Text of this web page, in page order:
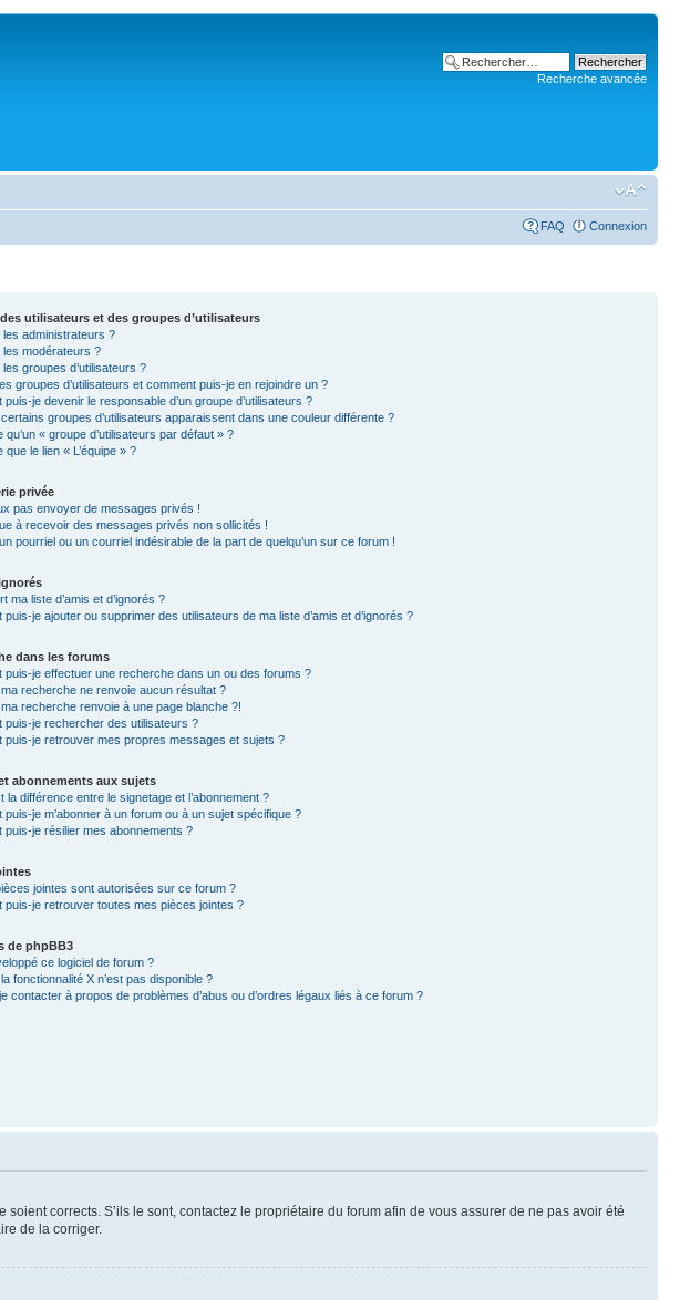
Recherche avancée
FAQ Connexion
utilisateurs et des groupes d’utilisateurs
les administrateurs ?
les modérateurs ?
groupes d’utilisateurs ?
groupes d’utilisateurs et comment puis-je en rejoindre un ?
puis-je devenir le responsable d’un groupe d’utilisateurs ?
groupes d’utilisateurs apparaissent dans une couleur différente ?
qu’un « groupe d’utilisateurs par défaut » ?
que le lien « L’équipe » ?
privée
pas envoyer de messages privés !
à recevoir des messages privés non sollicités !
pourriel ou un courriel indésirable de la part de quelqu’un sur ce forum !
ma liste d’amis et d’ignorés ?
puis-je ajouter ou supprimer des utilisateurs de ma liste d’amis et d’ignorés ?
dans les forums
puis-je effectuer une recherche dans un ou des forums ?
ma recherche ne renvoie aucun résultat ?
recherche renvoie à une page blanche ?!
puis-je rechercher des utilisateurs ?
puis-je retrouver mes propres messages et sujets ?
abonnements aux sujets
la différence entre le signetage et l’abonnement ?
puis-je m’abonner à un forum ou à un sujet spécifique ?
puis-je résilier mes abonnements ?
jointes sont autorisées sur ce forum ?
puis-je retrouver toutes mes pièces jointes ?
de phpBB3
ce logiciel de forum ?
fonctionnalité X n’est pas disponible ?
contacter à propos de problèmes d’abus ou d’ordres légaux liés à ce forum ?
corrects. S’ils le sont, contactez le propriétaire du forum afin de vous assurer de ne pas avoir été
de la corriger.